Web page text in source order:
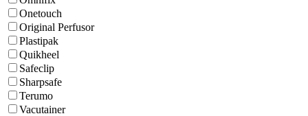
Onetouch
Original Perfusor
Plastipak
Quikheel
Safeclip
Sharpsafe
Terumo
Vacutainer